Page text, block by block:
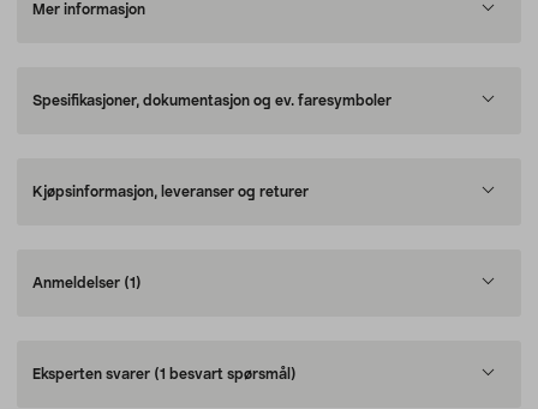
Mer informasjon
Spesifikasjoner, dokumentasjon og ev. faresymboler
Kjøpsinformasjon, leveranser og returer
Anmeldelser (1)
Eksperten svarer (1 besvart spørsmål)